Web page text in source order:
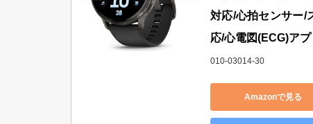
対応/心拍センサー/
応/心電図(ECG)ア
010-03014-30
Amazonで見る